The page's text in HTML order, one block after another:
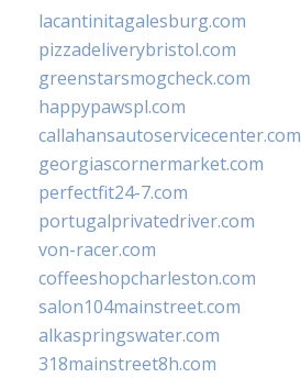
lacantinitagalesburg.com
pizzadeliverybristol.com
greenstarsmogcheck.com
happypawspl.com
callahansautoservicecenter.com
georgiascornermarket.com
perfectfit24-7.com
portugalprivatedriver.com
von-racer.com
coffeeshopcharleston.com
salon104mainstreet.com
alkaspringswater.com
318mainstreet8h.com